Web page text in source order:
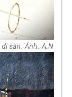
săn. Ảnh: A.N